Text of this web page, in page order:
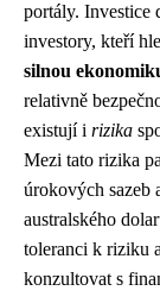
portály. Investice
investory, kteří
silnou
relativně
existují i rizika
Mezi tato rizika
úrokových sazeb
australského
toleranci k riziku
konzultovat s